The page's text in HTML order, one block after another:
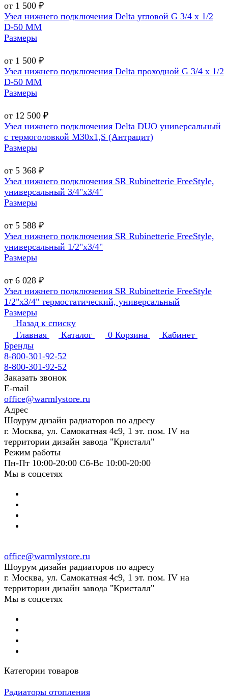
от 1 500 ₽
Узел нижнего подключения Delta угловой G 3/4 х 1/2
D-50 MM
Размеры
от 1 500 ₽
Узел нижнего подключения Delta проходной G 3/4 х 1/2
D-50 MM
Размеры
от 12 500 ₽
Узел нижнего подключения Delta DUO универсальный
с термоголовкой М30х1,Ѕ (Антрацит)
Размеры
от 5 368 ₽
Узел нижнего подключения SR Rubinetterie FreeStyle,
универсальный 3/4"х3/4"
Размеры
от 5 588 ₽
Узел нижнего подключения SR Rubinetterie FreeStyle,
универсальный 1/2"х3/4"
Размеры
от 6 028 ₽
Узел нижнего подключения SR Rubinetterie FreeStyle
1/2"х3/4" термостатический, универсальный
Размеры
Назад к списку
Главная
Каталог 0 Корзина
Кабинет
Бренды
8-800-301-92-52
8-800-301-92-52
Заказать звонок
E-mail
office@warmlystore.ru
Адрес
Шоурум дизайн радиаторов по адресу
г. Москва, ул. Самокатная 4с9, 1 эт. пом. IV на
территории дизайн завода "Кристалл"
Режим работы
Пн-Пт 10:00-20:00 Сб-Вс 10:00-20:00
Мы в соцсетях
office@warmlystore.ru
Шоурум дизайн радиаторов по адресу
г. Москва, ул. Самокатная 4с9, 1 эт. пом. IV на
территории дизайн завода "Кристалл"
Мы в соцсетях
Категории товаров
Радиаторы отопления